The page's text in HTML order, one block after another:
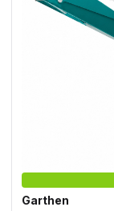
Garthen